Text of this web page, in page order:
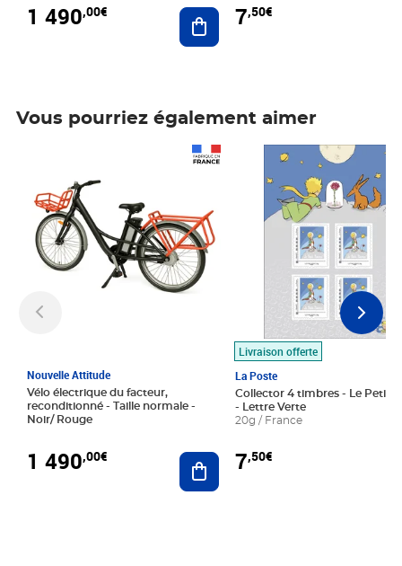
1 490,00€ Ajouter au panier
7,50€
Vous pourriez également aimer
Nouvelle Attitude
Vélo électrique du facteur,
reconditionné - Taille normale -
Noir/ Rouge
1 490,00€ Ajouter au panier
Livraison offerte
La Poste
Collector 4 timbres - Le Petit
- Lettre Verte
20g / France
7,50€
Prix 7,50€